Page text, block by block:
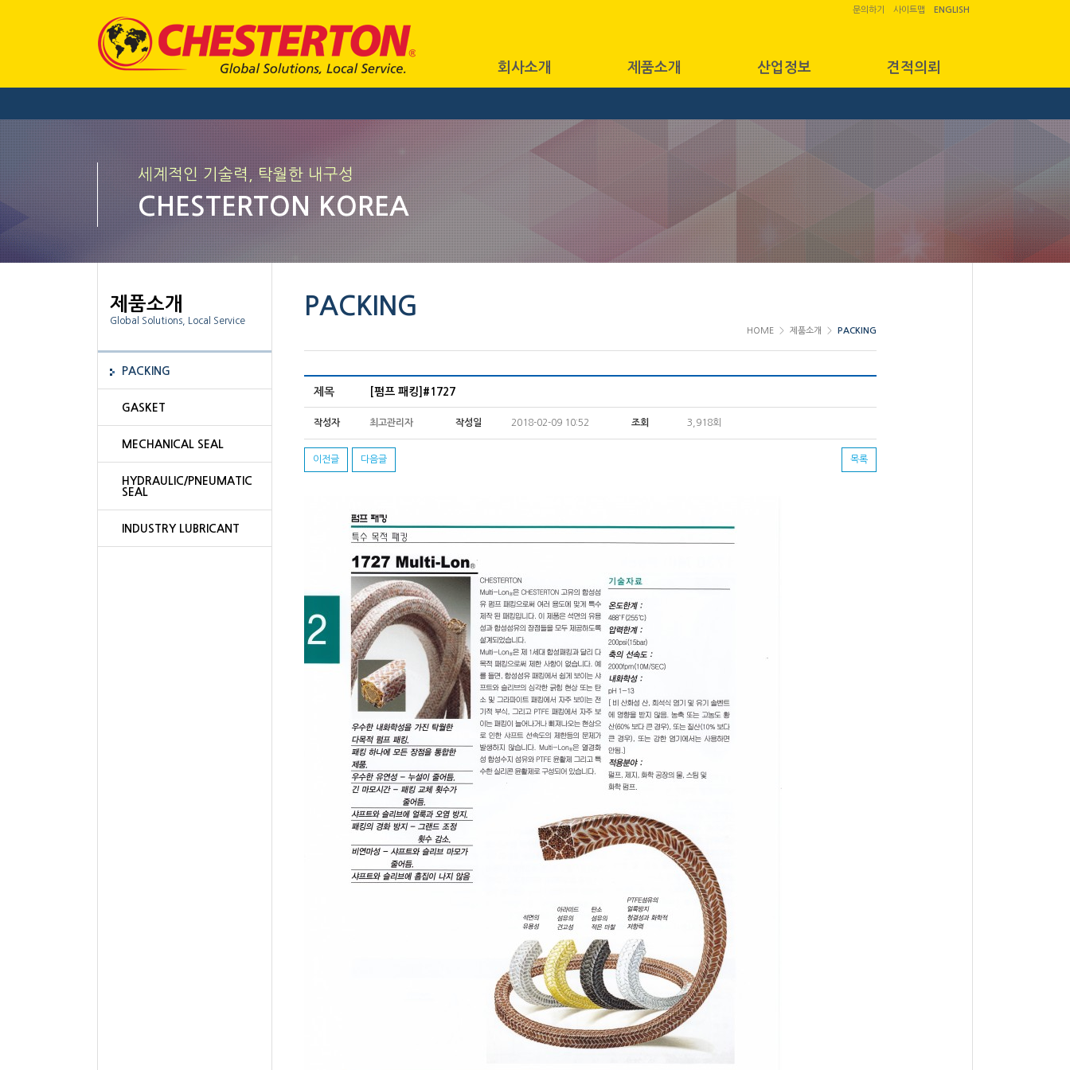
회사소개 제품소개 산업정보 견적의뢰
문의하기 사이트맵 ENGLISH
세계적인 기술력, 탁월한 내구성
CHESTERTON KOREA
제품소개
Global Solutions, Local Service
PACKING
GASKET
MECHANICAL SEAL
HYDRAULIC/PNEUMATIC
SEAL
INDUSTRY LUBRICANT
PACKING
HOME 제품소개 PACKING
제목 [펌프 패킹]#1727
작성자 최고관리자 작성일 2018-02-09 10:52 조회 3,918회
이전글 다음글 목록